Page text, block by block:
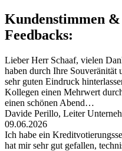
Kundenstimmen &
Feedbacks:
Lieber Herr Schaaf, vielen
haben durch Ihre Souveränität
sehr guten Eindruck
Kollegen einen Mehrwert
einen schönen Abend…
Davide Perillo, Leiter
09.06.2026
Ich habe ein
hat mir sehr gut gefallen,